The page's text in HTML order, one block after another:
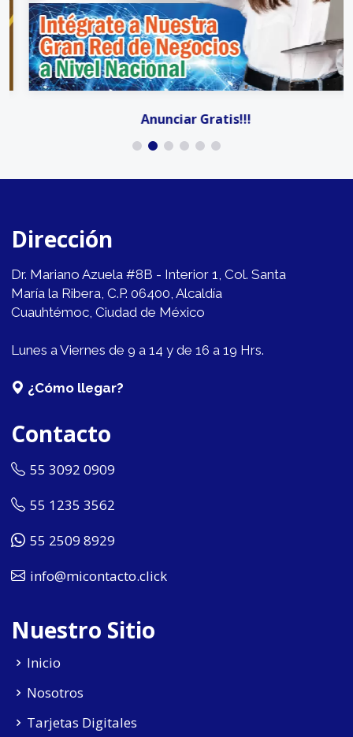
Anunciar Gratis!!!
Dirección
Dr. Mariano Azuela #8B - Interior 1, Col. Santa
María la Ribera, C.P. 06400, Alcaldía
Cuauhtémoc, Ciudad de México
Lunes a Viernes de 9 a 14 y de 16 a 19 Hrs.
¿Cómo llegar?
Contacto
55 3092 0909
55 1235 3562
55 2509 8929
info@micontacto.click
Nuestro Sitio
Inicio
Nosotros
Tarjetas Digitales